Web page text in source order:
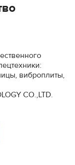
виброплиты,
CO.,LTD.